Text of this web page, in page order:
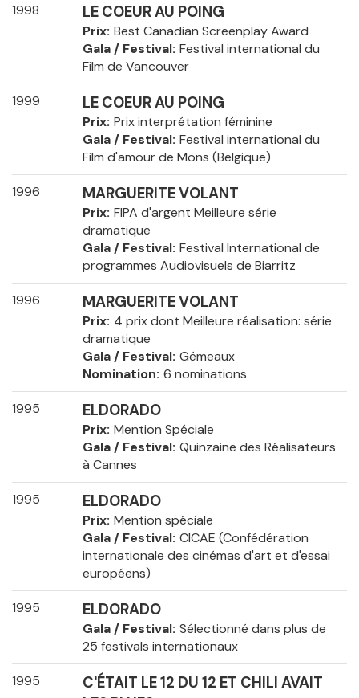
1998 LE COEUR AU POING
Prix Best Canadian Screenplay Award
Gala / Festival Festival international du
Film de Vancouver
1999 LE COEUR AU POING
Prix Prix interprétation féminine
Gala / Festival Festival international du
Film d'amour de Mons (Belgique)
1996 MARGUERITE VOLANT
Prix FIPA d'argent Meilleure série
dramatique
Gala / Festival Festival International de
programmes Audiovisuels de Biarritz
1996 MARGUERITE VOLANT
Prix 4 prix dont Meilleure réalisation: série
dramatique
Gala / Festival Gémeaux
Nomination 6 nominations
1995 ELDORADO
Prix Mention Spéciale
Gala / Festival Quinzaine des Réalisateurs
à Cannes
1995 ELDORADO
Prix Mention spéciale
Gala / Festival CICAE (Confédération
internationale des cinémas d'art et d'essai
européens)
1995 ELDORADO
Gala / Festival Sélectionné dans plus de
25 festivals internationaux
1995
C'ÉTAIT LE 12 DU 12 ET CHILI AVAIT